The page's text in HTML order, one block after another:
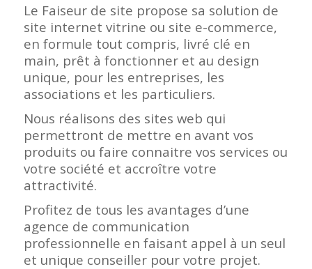
Le Faiseur de site propose sa solution de
site internet vitrine ou site e-commerce,
en formule tout compris, livré clé en
main, prêt à fonctionner et au design
unique, pour les entreprises, les
associations et les particuliers.
Nous réalisons des sites web qui
permettront de mettre en avant vos
produits ou faire connaitre vos services ou
votre société et accroître votre
attractivité.
Profitez de tous les avantages d’une
agence de communication
professionnelle en faisant appel à un seul
et unique conseiller pour votre projet.